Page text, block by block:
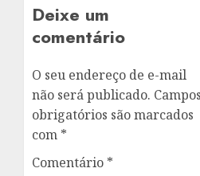
Deixe um
comentário
O seu endereço de e-mail
não será publicado. Campos
obrigatórios são marcados
com *
Comentário *